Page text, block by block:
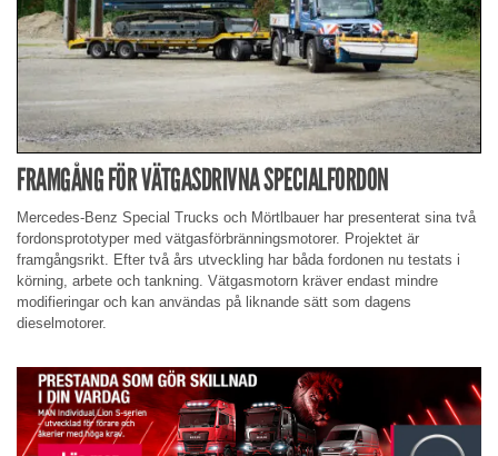
FRAMGÅNG FÖR VÄTGASDRIVNA SPECIALFORDON
Mercedes-Benz Special Trucks och Mörtlbauer har presenterat sina två
fordonsprototyper med vätgasförbränningsmotorer. Projektet är
framgångsrikt. Efter två års utveckling har båda fordonen nu testats i
körning, arbete och tankning. Vätgasmotorn kräver endast mindre
modifieringar och kan användas på liknande sätt som dagens
dieselmotorer.